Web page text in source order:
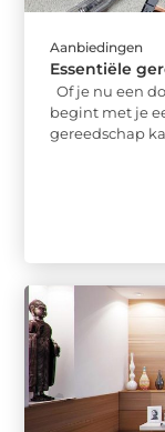
Aanbiedingen
Essentiële
Of je nu een
begint met je
gereedschap